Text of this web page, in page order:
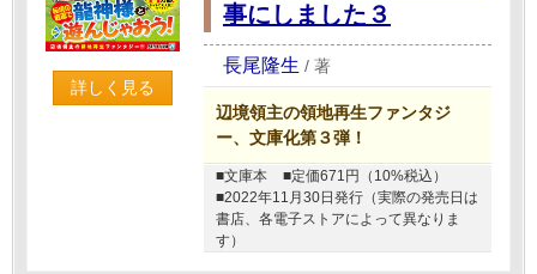
詳しく見る
事にしました３
長尾隆生 / 著
辺境領主の領地再生ファンタジ
ー、文庫化第３弾！
■文庫本
■定価671円（10%税込）
■2022年11月30日発行（実際の発売日は
書店、各電子ストアによって異なりま
す）